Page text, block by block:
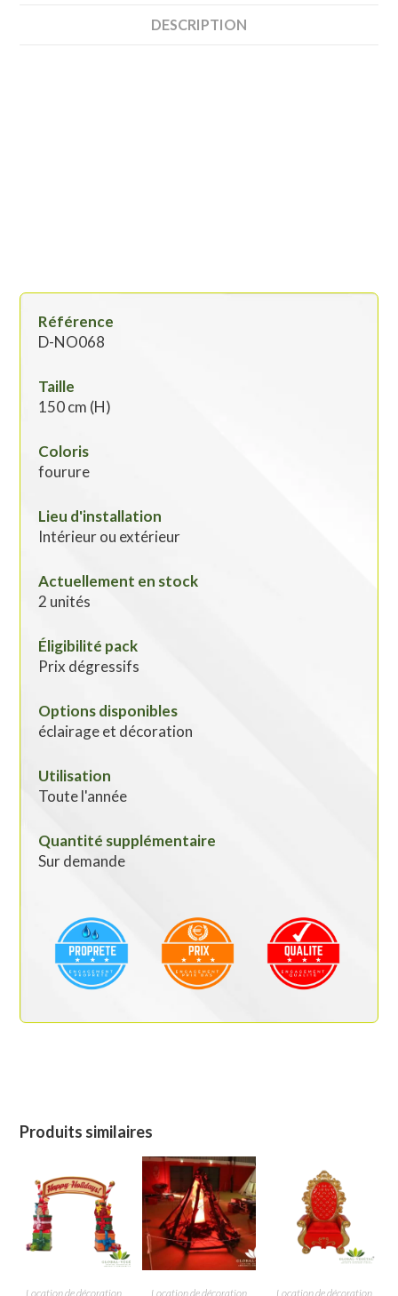
DESCRIPTION
Référence
D-NO068
Taille
150 cm (H)
Coloris
fourure
Lieu d'installation
Intérieur ou extérieur
Actuellement en stock
2 unités
Éligibilité pack
Prix dégressifs
Options disponibles
éclairage et décoration
Utilisation
Toute l'année
Quantité supplémentaire
Sur demande
Produits similaires
Location de décoration Location de décoration Location de décoration